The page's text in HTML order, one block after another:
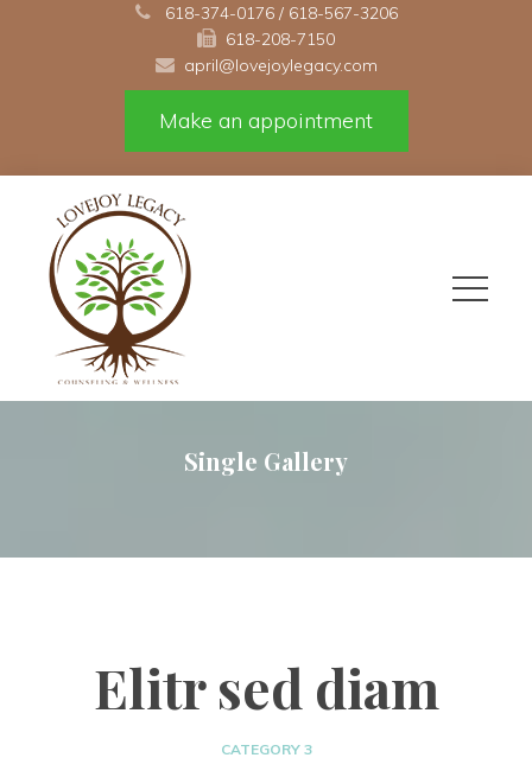
618-374-0176 / 618-567-3206
618-208-7150
april@lovejoylegacy.com
Make an appointment
Single Gallery
Elitr sed diam
CATEGORY 3